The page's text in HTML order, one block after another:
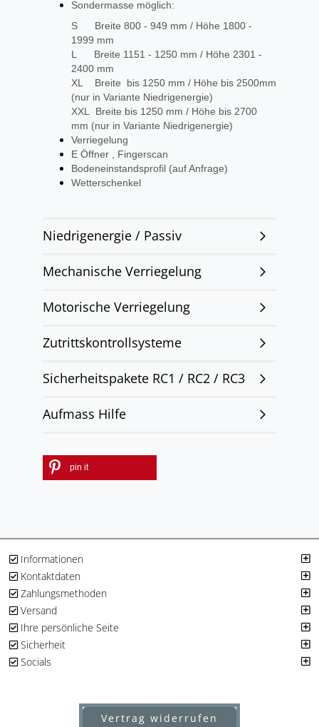
Sondermasse möglich:
S Breite 800 - 949 mm / Höhe 1800 -
1999 mm
L Breite 1151 - 1250 mm / Höhe 2301 -
2400 mm
XL Breite bis 1250 mm / Höhe bis 2500mm
(nur in Variante Niedrigenergie)
XXL Breite bis 1250 mm / Höhe bis 2700
mm (nur in Variante Niedrigenergie)
Verriegelung
E Öffner , Fingerscan
Bodeneinstandsprofil (auf Anfrage)
Wetterschenkel
Niedrigenergie / Passiv
Mechanische Verriegelung
Motorische Verriegelung
Zutrittskontrollsysteme
Sicherheitspakete RC1 / RC2 / RC3
Aufmass Hilfe
pin it
Informationen
Kontaktdaten
Zahlungsmethoden
Versand
Ihre persönliche Seite
Sicherheit
Socials
Vertrag widerrufen